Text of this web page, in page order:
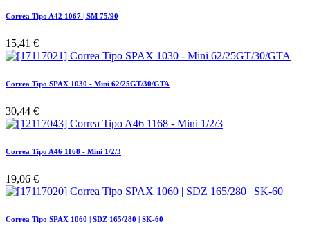
Correa Tipo A42 1067 | SM 75/90
15,41 €
Correa Tipo SPAX 1030 - Mini 62/25GT/30/GTA
30,44 €
Correa Tipo A46 1168 - Mini 1/2/3
19,06 €
Correa Tipo SPAX 1060 | SDZ 165/280 | SK-60